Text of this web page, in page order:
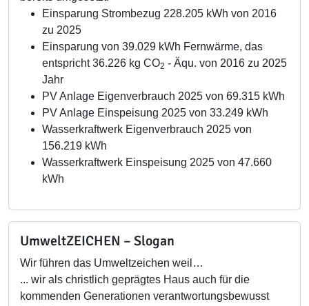
Einsparung Strombezug 228.205 kWh von 2016
zu 2025
Einsparung von 39.029 kWh Fernwärme, das
entspricht 36.226 kg CO2 - Äqu. von 2016 zu 2025
Jahr
PV Anlage Eigenverbrauch 2025 von 69.315 kWh
PV Anlage Einspeisung 2025 von 33.249 kWh
Wasserkraftwerk Eigenverbrauch 2025 von
156.219 kWh
Wasserkraftwerk Einspeisung 2025 von 47.660
kWh
UmweltZEICHEN – Slogan
Wir führen das Umweltzeichen weil…
... wir als christlich geprägtes Haus auch für die
kommenden Generationen verantwortungsbewusst